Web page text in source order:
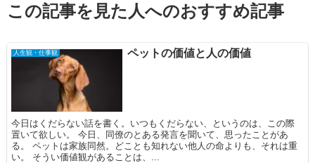
この記事を見た人へのおすすめ記事
人生観・仕事観 ペットの価値と人の価値
今日はくだらない話を書く。いつもくだらない、というのは、この際
置いて欲しい。 今日、同僚のとある発言を聞いて、思ったことがあ
る。 ペットは家族同然。どことも知れない他人の命よりも、それは重
い。 そうい価値観があることは、...